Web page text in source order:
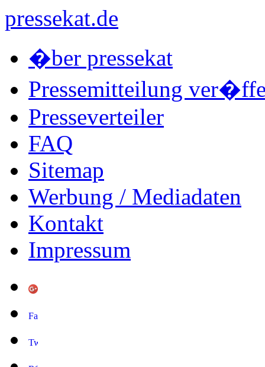
pressekat.de
�ber pressekat
Pressemitteilung
Presseverteiler
FAQ
Sitemap
Werbung / Mediadaten
Kontakt
Impressum